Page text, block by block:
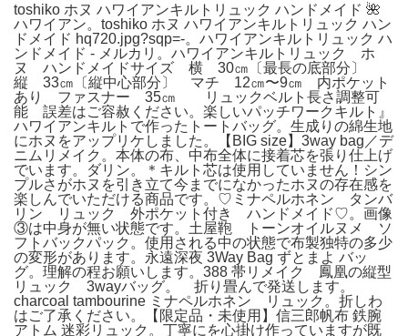
toshiko ホヌ ハワイアンキルトリュック ハンドメイド 🌺
ハワイアン。toshiko ホヌ ハワイアンキルトリュック ハン
ドメイド hq720.jpg?sqp=-。ハワイアンキルトリュック ハ
ンドメイド - メルカリ。ハワイアンキルトリュック ホ
ヌ ハンドメイドサイズ 横 30㎝〔最長の底部分〕
縦 33㎝〔縦中心部分〕 マチ 12㎝〜9㎝ 内ポケット
あり ファスナー 35㎝ リュックベルト長さ調整可
能 誤差はご容赦ください。楽しいパッチワークキルト』
ハワイアンキルトで作ったトートバッグ。生成りの綿生地
にホヌをアップリケしました。【BIG size】3way bag／デ
ニムリメイク。本体の布、中布全体に接着芯を張り仕上げ
でいます。ダリン。＊キルト芯は使用していません！シン
プルさがホヌを引き立て今までになかったホヌの存在感を
楽しんでいただける商品です。♡ミナペルホネン タンバ
リン リュック 外ポケット付き ハンドメイド♡。画像
③は中身が無い状態です。土屋鞄 トーンオイルヌメ ソ
フトバックパック。使用される中の状態で布製独特の多少
の変形があります。永遠深夜 3Way Bag ずとまよ バッ
グ。理解の程お願いします。388 帯リメイク 鳳凰の縦型
リュック 3wayバッグ。 折り畳んで発送します。
charcoal tambourine ミナペルホネン リュック。折しわ
はご了承ください。【限定品・未使用】信三郎帆布 鉄腕
アトム 迷彩リュック。丁寧にを心掛け作っていますが既